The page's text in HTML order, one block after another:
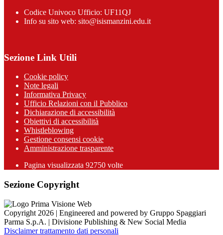
Codice Univoco Ufficio: UF11QJ
Info su sito web: sito@isismanzini.edu.it
Sezione Link Utili
Cookie policy
Note legali
Informativa Privacy
Ufficio Relazioni con il Pubblico
Dichiarazione di accessibilità
Obiettivi di accessibilità
Whistleblowing
Gestione consensi cookie
Amministrazione trasparente
Pagina visualizzata 92750 volte
Sezione Copyright
Copyright 2026 | Engineered and powered by Gruppo Spaggiari
Parma S.p.A. | Divisione Publishing & New Social Media
Disclaimer trattamento dati personali